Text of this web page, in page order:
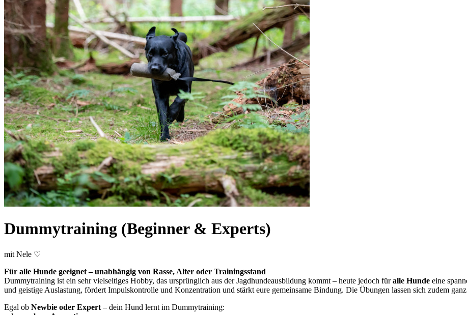
Dummytraining (Beginner & Experts)
mit Nele ♡
Für alle Hunde geeignet – unabhängig von Rasse, Alter oder Trainingsstand
Dummytraining ist ein sehr vielseitiges Hobby, das ursprünglich aus der Jagdhundeausbildung kommt – heute jedoch füralle Hunde eine
und geistige Auslastung, fördert Impulskontrolle und Konzentration und stärkt eure gemeinsame Bindung. Die Übungen lassen sich zudem
Egal ob Newbie oder Expert – dein Hund lernt im Dummytraining: